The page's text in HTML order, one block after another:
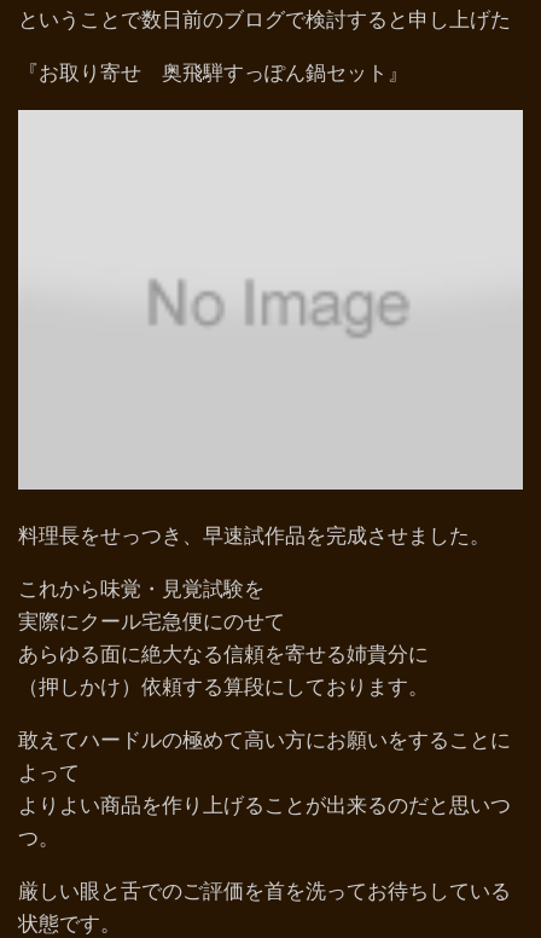
ということで数日前のブログで検討すると申し上げた
『お取り寄せ 奥飛騨すっぽん鍋セット』
料理長をせっつき、早速試作品を完成させました。
これから味覚・見覚試験を
実際にクール宅急便にのせて
あらゆる面に絶大なる信頼を寄せる姉貴分に
（押しかけ）依頼する算段にしております。
敢えてハードルの極めて高い方にお願いをすることに
よって
よりよい商品を作り上げることが出来るのだと思いつ
つ。
厳しい眼と舌でのご評価を首を洗ってお待ちしている
状態です。